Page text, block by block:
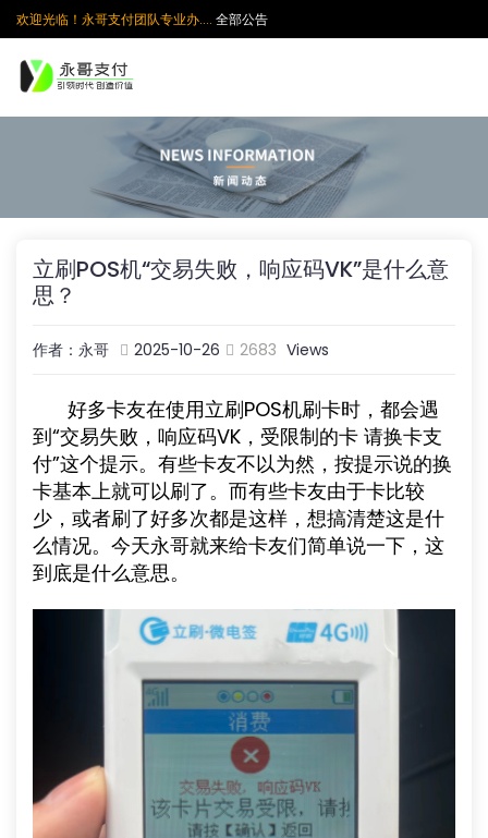
欢迎光临！永哥支付团队专业办.... 全部公告
立刷POS机“交易失败，响应码VK”是什么意
思？
作者：永哥 2025-10-26 2683 Views
好多卡友在使用立刷POS机刷卡时，都会遇
到“交易失败，响应码VK，受限制的卡 请换卡支
付”这个提示。有些卡友不以为然，按提示说的换
卡基本上就可以刷了。而有些卡友由于卡比较
少，或者刷了好多次都是这样，想搞清楚这是什
么情况。今天永哥就来给卡友们简单说一下，这
到底是什么意思。